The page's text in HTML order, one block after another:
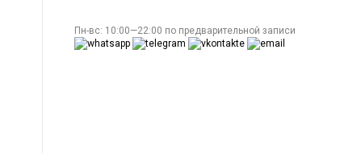
Пн-вс: 10:00—22:00 по предварительной записи